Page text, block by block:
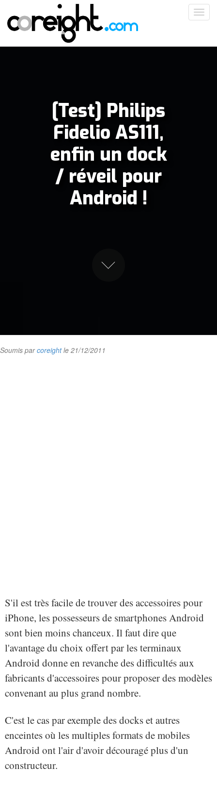
contenu
principal
[Test] Philips
Fidelio AS111,
enfin un dock
/ réveil pour
Android !
Soumis parcoreightle 21/12/2011
S'il est très facile de trouver des accessoires pour
iPhone, les possesseurs de smartphones Android
sont bien moins chanceux. Il faut dire que
l'avantage du choix offert par les terminaux
Android donne en revanche des difficultés aux
fabricants d'accessoires pour proposer des modèles
convenant au plus grand nombre.
C'est le cas par exemple des docks et autres
enceintes où les multiples formats de mobiles
Android ont l'air d'avoir découragé plus d'un
constructeur.